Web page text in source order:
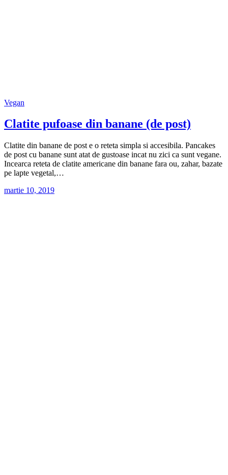
Vegan
Clatite pufoase din banane (de post)
Clatite din banane de post e o reteta simpla si accesibila. Pancakes
de post cu banane sunt atat de gustoase incat nu zici ca sunt vegane.
Incearca reteta de clatite americane din banane fara ou, zahar, bazate
pe lapte vegetal,…
martie 10, 2019